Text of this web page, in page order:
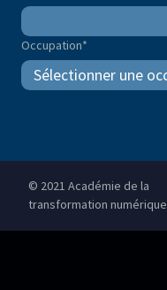
Occupation*
© 2021 Académie de la
transformation numérique